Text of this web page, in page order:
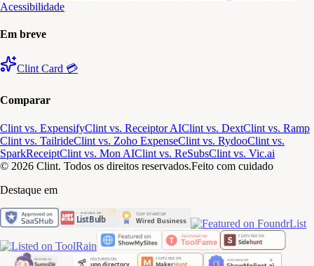
Acessibilidade
Em breve
Clint Card 💳
Comparar
Clint vs. ExpensifyClint vs. Receiptor AIClint vs. DextClint vs. Ramp
Clint vs. TailrideClint vs. Zoho ExpenseClint vs. RydooClint vs.
SparkReceiptClint vs. Mon AIClint vs. ReSubsClint vs. Vic.ai
© 2026 Clint. Todos os direitos reservados.Feito com cuidado
Destaque em